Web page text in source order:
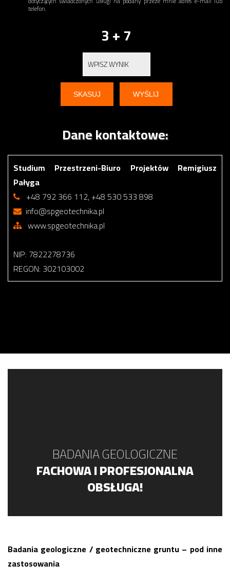
telefon.
3 + 7
Dane kontaktowe:
Studium Przestrzeni-Biuro Projektów Remigiusz
Pałyga
+48 792 366 112, +48 530 533 898
info@spgeotechnika.pl
www.spgeotechnika.pl
NIP: 7822278736
REGON: 302103002
BADANIA GEOLOGICZNE
FACHOWA I PROFESJONALNA
OBSŁUGA!
Badania geologiczne / geotechniczne gruntu – pod inne
zastosowania